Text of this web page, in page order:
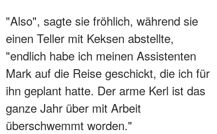
"Also", sagte sie fröhlich, während sie
einen Teller mit Keksen abstellte,
"endlich habe ich meinen Assistenten
Mark auf die Reise geschickt, die ich für
ihn geplant hatte. Der arme Kerl ist das
ganze Jahr über mit Arbeit
überschwemmt worden."